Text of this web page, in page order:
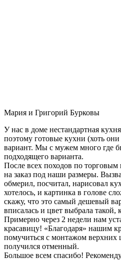
Мария и Григорий Бурковы
У нас в доме нестандартная
поэтому готовые кухни (хоть
вариант. Мы с мужем много где
подходящего варианта.
После всех походов по
на заказ под наши размеры.
обмерил, посчитал, нарисовал
хотелось, и картинка в голове
скажу, что это самый дешевый
вписалась и цвет выбрала такой,
Примерно через 2 недели нам
красавицу! «Благодаря» нашим
помучиться с монтажом верхних
получился отменный.
Большое всем спасибо!